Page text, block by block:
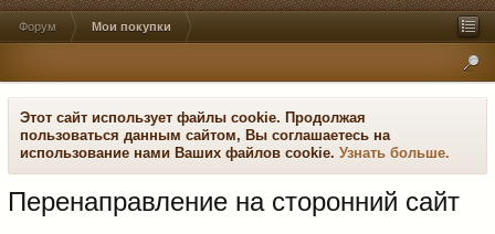
Форум Мои покупки
Этот сайт использует файлы cookie. Продолжая
пользоваться данным сайтом, Вы соглашаетесь на
использование нами Ваших файлов cookie. Узнать больше.
Перенаправление на сторонний сайт